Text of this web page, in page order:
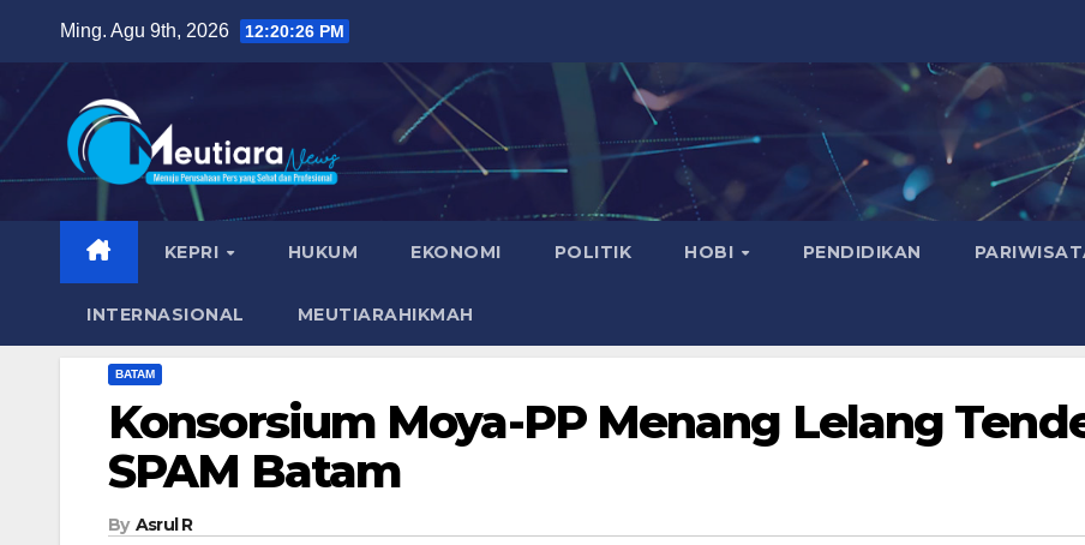
content
Ming. Agu 9th, 2026 12:20:28 PM
KEPRI HUKUM EKONOMI POLITIK HOBI PENDIDIKAN
INTERNASIONAL MEUTIARAHIKMAH
BATAM
Konsorsium Moya-PP Menang Lelang
SPAM Batam
By Asrul R